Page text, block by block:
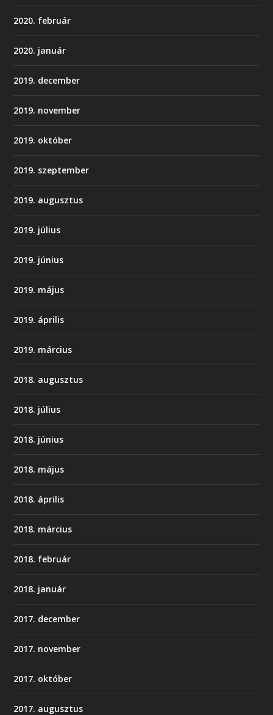
2020. február
2020. január
2019. december
2019. november
2019. október
2019. szeptember
2019. augusztus
2019. július
2019. június
2019. május
2019. április
2019. március
2018. augusztus
2018. július
2018. június
2018. május
2018. április
2018. március
2018. február
2018. január
2017. december
2017. november
2017. október
2017. augusztus